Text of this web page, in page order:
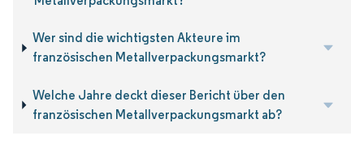
Wer sind die wichtigsten Akteure im
französischen Metallverpackungsmarkt?
Welche Jahre deckt dieser Bericht über den
französischen Metallverpackungsmarkt ab?